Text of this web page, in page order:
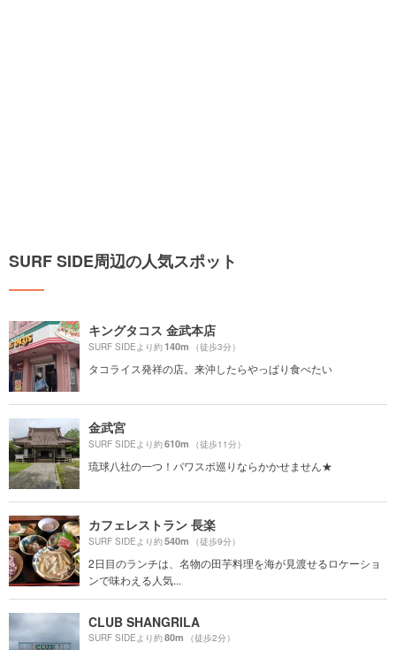
SURF SIDE周辺の人気スポット
キングタコス 金武本店
SURF SIDEより約140m （徒歩3分）
タコライス発祥の店。来沖したらやっぱり食べたい
金武宮
SURF SIDEより約610m （徒歩11分）
琉球八社の一つ！パワスポ巡りならかかせません★
カフェレストラン 長楽
SURF SIDEより約540m （徒歩9分）
2日目のランチは、名物の田芋料理を海が見渡せるロケーショ
ンで味わえる人気...
CLUB SHANGRILA
SURF SIDEより約80m （徒歩2分）